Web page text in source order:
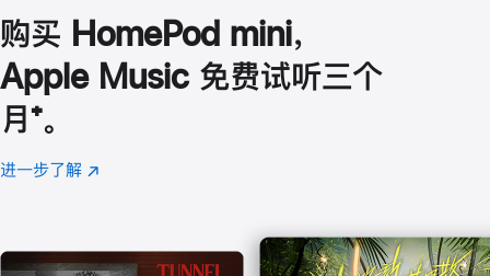
购买 HomePod mini，
Apple Music 免费试听三个
月 脚
注
⁺。
进一步了解 Apple
(在
口